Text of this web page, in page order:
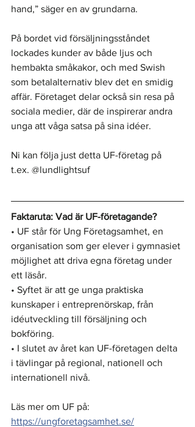
hand,” säger en av grundarna.
På bordet vid försäljningsståndet
lockades kunder av både ljus och
hembakta småkakor, och med Swish
som betalalternativ blev det en smidig
affär. Företaget delar också sin resa på
sociala medier, där de inspirerar andra
unga att våga satsa på sina idéer.
Ni kan följa just detta UF-företag på
t.ex. @lundlightsuf
Faktaruta: Vad är UF-företagande?
• UF står för Ung Företagsamhet, en
organisation som ger elever i gymnasiet
möjlighet att driva egna företag under
ett läsår.
• Syftet är att ge unga praktiska
kunskaper i entreprenörskap, från
idéutveckling till försäljning och
bokföring.
• I slutet av året kan UF-företagen delta
i tävlingar på regional, nationell och
internationell nivå.
Läs mer om UF på:
https://ungforetagsamhet.se/